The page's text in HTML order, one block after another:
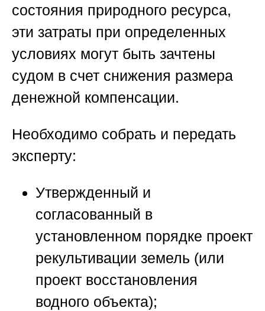
состояния природного ресурса,
эти затраты при определенных
условиях могут быть зачтены
судом в счет снижения размера
денежной компенсации.
Необходимо собрать и передать
эксперту:
Утвержденный и
согласованный в
установленном порядке проект
рекультивации земель (или
проект восстановления
водного объекта);